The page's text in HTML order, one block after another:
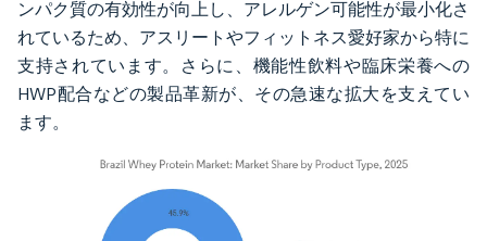
ンパク質の有効性が向上し、アレルゲン可能性が最小化さ
れているため、アスリートやフィットネス愛好家から特に
支持されています。さらに、機能性飲料や臨床栄養への
HWP配合などの製品革新が、その急速な拡大を支えてい
ます。